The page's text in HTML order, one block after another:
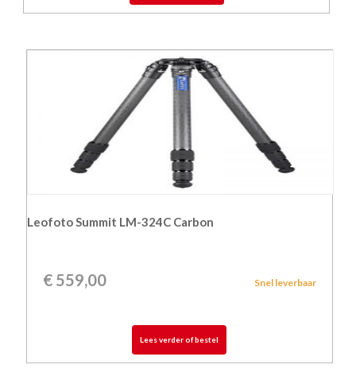
Leofoto Summit LM-324C Carbon
€559,00 Snel leverbaar
Lees verder of bestel